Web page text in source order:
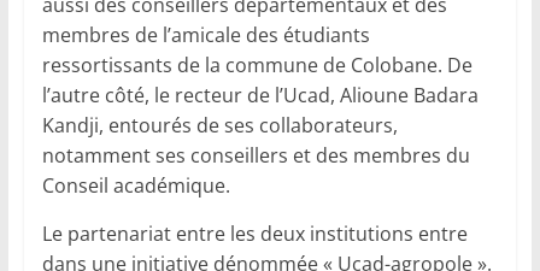
aussi des conseillers départementaux et des
membres de l’amicale des étudiants
ressortissants de la commune de Colobane. De
l’autre côté, le recteur de l’Ucad, Alioune Badara
Kandji, entourés de ses collaborateurs,
notamment ses conseillers et des membres du
Conseil académique.
Le partenariat entre les deux institutions entre
dans une initiative dénommée « Ucad-agropole ».